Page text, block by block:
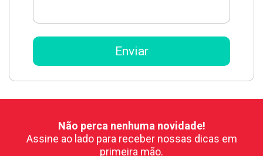
Não perca nenhuma novidade!
Assine ao lado para receber nossas dicas em
primeira mão.